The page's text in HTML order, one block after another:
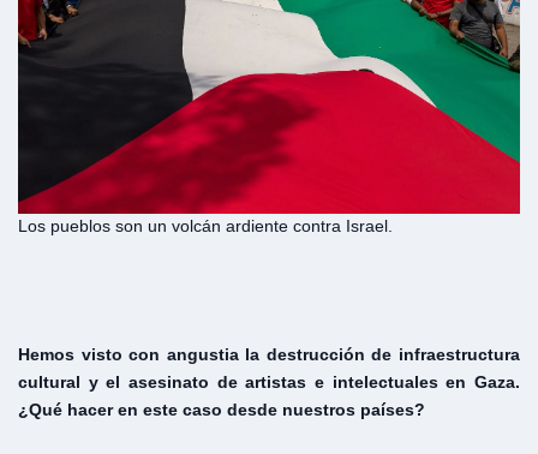
Los pueblos son un volcán ardiente contra Israel.
Hemos visto con angustia la destrucción de infraestructura
cultural y el asesinato de artistas e intelectuales en Gaza.
¿Qué hacer en este caso desde nuestros países?